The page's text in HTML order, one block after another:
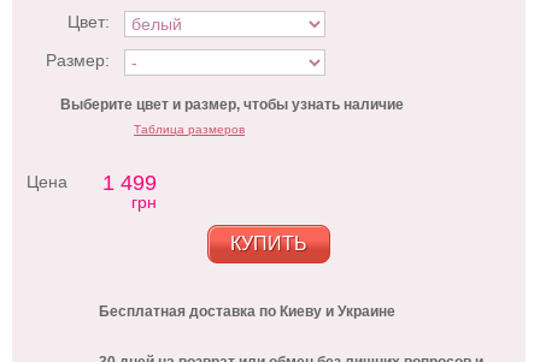
Цвет:
Размер:
Выберите цвет и размер, чтобы узнать наличие
Таблица размеров
Цена 1 499
грн
КУПИТЬ
Бесплатная доставка по Киеву и Украине